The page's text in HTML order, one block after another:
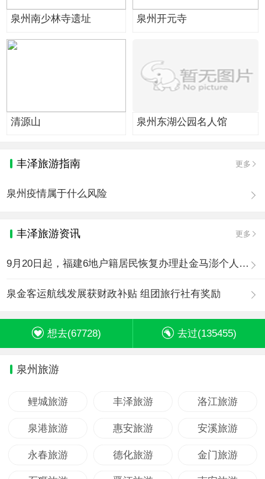
泉州南少林寺遗址 泉州开元寺
清源山 泉州东湖公园名人馆
丰泽旅游指南 更多
泉州疫情属于什么风险
丰泽旅游资讯 更多
9月20日起，福建6地户籍居民恢复办理赴金马澎个人旅游签注
泉金客运航线发展获财政补贴 组团旅行社有奖励
想去(67728) 去过(135455)
泉州旅游
鲤城旅游 丰泽旅游 洛江旅游
泉港旅游 惠安旅游 安溪旅游
永春旅游 德化旅游 金门旅游